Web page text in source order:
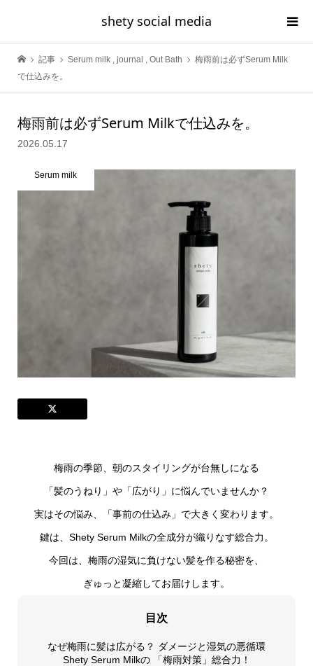
shety social media
記事 Serum milk , journal , Out Bath
梅雨前は必ずSerum Milk
で仕込みを。
梅雨前は必ずSerum Milkで仕込みを。
2026.05.17
Serum milk
梅雨の季節、朝のスタイリングが台無しになる
「髪のうねり」や「広がり」に悩んでいませんか？
実はその悩み、 「事前の仕込み」 で大きく変わります。
鍵は、Shety Serum Milkの全成分が織りなす総合力。
今回は、梅雨の湿気に負けない髪を作る秘密を、
ぎゅっと凝縮してお届けします。
目次
なぜ梅雨に髪は広がる？ ダメージと湿気の悪循環
Shety Serum Milkの 「梅雨対策」総合力！